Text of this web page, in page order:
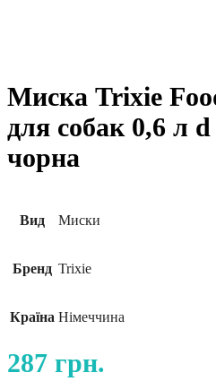
Миска Trixie
для собак 0,6 л d
чорна
Вид Миски
Бренд Trixie
Країна Німеччина
287 грн.